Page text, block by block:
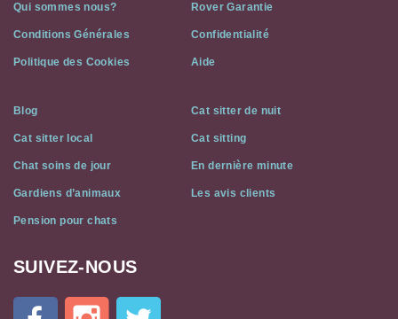
Qui sommes nous? Rover Garantie
Conditions Générales Confidentialité
Politique des Cookies Aide
Blog Cat sitter de nuit
Cat sitter local Cat sitting
Chat soins de jour En dernière minute
Gardiens d’animaux Les avis clients
Pension pour chats
Cat
SUIVEZ-NOUS